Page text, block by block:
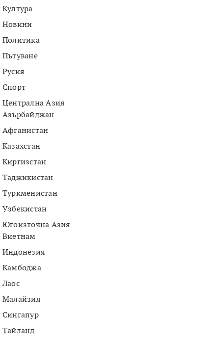
Култура
Новини
Политика
Пътуване
Русия
Спорт
Централна Азия
Азърбайджан
Афганистан
Казахстан
Киргизстан
Таджикистан
Туркменистан
Узбекистан
Югоизточна Азия
Виетнам
Индонезия
Камбоджа
Лаос
Малайзия
Сингапур
Тайланд